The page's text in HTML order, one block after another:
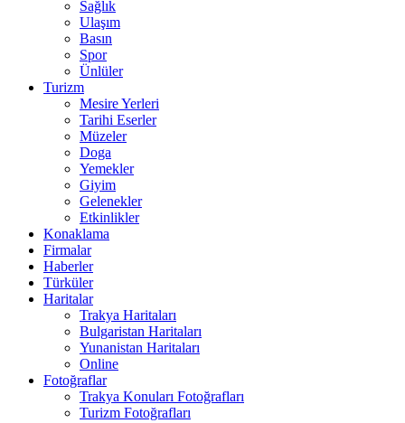
Sağlık
Ulaşım
Basın
Spor
Ünlüler
Turizm
Mesire Yerleri
Tarihi Eserler
Müzeler
Doga
Yemekler
Giyim
Gelenekler
Etkinlikler
Konaklama
Firmalar
Haberler
Türküler
Haritalar
Trakya Haritaları
Bulgaristan Haritaları
Yunanistan Haritaları
Online
Fotoğraflar
Trakya Konuları Fotoğrafları
Turizm Fotoğrafları